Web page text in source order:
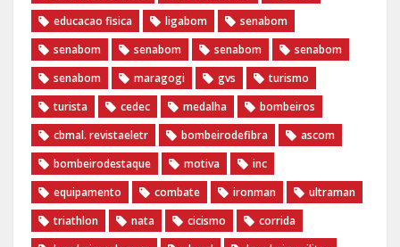
educacao fisica
ligabom
senabom
senabom
senabom senabom
senabom
senabom
maragogi gvs
turismo
turista
cedec medalha
bombeiros
cbmal. revistaeletr
bombeirodefibra
ascom
bombeirodestaque
motiva
inc
equipamento
combate ironman
ultraman
triathlon
nata cicismo
corrida